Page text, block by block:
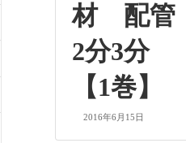
材 配管
2分3分
【1巻】
2016年6月15日